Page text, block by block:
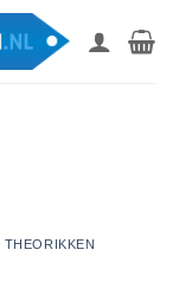
THEORIKKEN